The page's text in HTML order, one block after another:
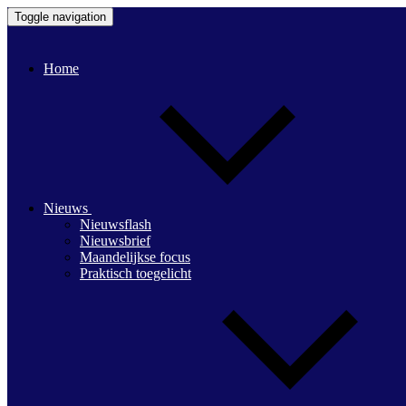
Toggle navigation
Home
Nieuws
Nieuwsflash
Nieuwsbrief
Maandelijkse focus
Praktisch toegelicht